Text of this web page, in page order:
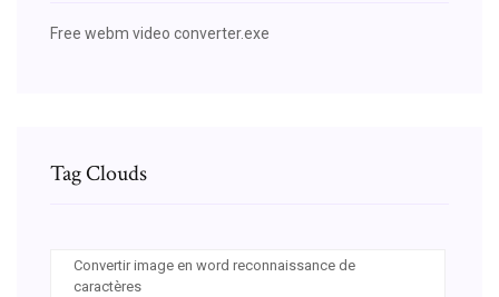
Free webm video converter.exe
Tag Clouds
Convertir image en word reconnaissance de
caractères